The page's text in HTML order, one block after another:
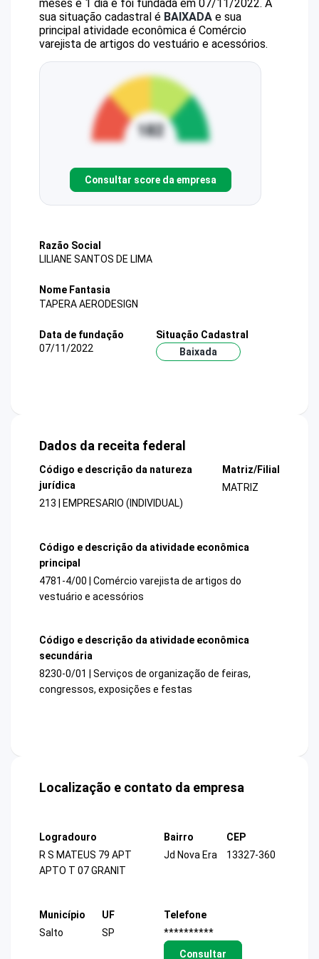
meses e 1 dia e foi fundada em 07/11/2022. A
sua situação cadastral é BAIXADA e sua
principal atividade econômica é Comércio
varejista de artigos do vestuário e acessórios.
Consultar score da empresa
Razão Social
LILIANE SANTOS DE LIMA
Nome Fantasia
TAPERA AERODESIGN
Data de fundação
07/11/2022
Situação Cadastral
Baixada
Dados da receita federal
Código e descrição da natureza
jurídica
213 | EMPRESARIO (INDIVIDUAL)
Matriz/Filial
MATRIZ
Código e descrição da atividade econômica
principal
4781-4/00 | Comércio varejista de artigos do
vestuário e acessórios
Código e descrição da atividade econômica
secundária
8230-0/01 | Serviços de organização de feiras,
congressos, exposições e festas
Localização e contato da empresa
Logradouro
R S MATEUS 79 APT
APTO T 07 GRANIT
Bairro
Jd Nova Era
CEP
13327-360
Município
Salto
UF
SP
Telefone
**********
Consultar